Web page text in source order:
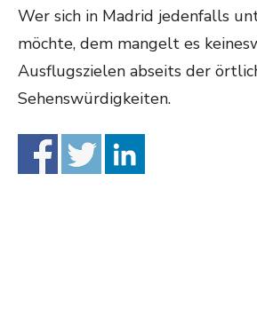
Wer sich in Madrid jedenfalls
möchte, dem mangelt es
Ausflugszielen abseits der
Sehenswürdigkeiten.